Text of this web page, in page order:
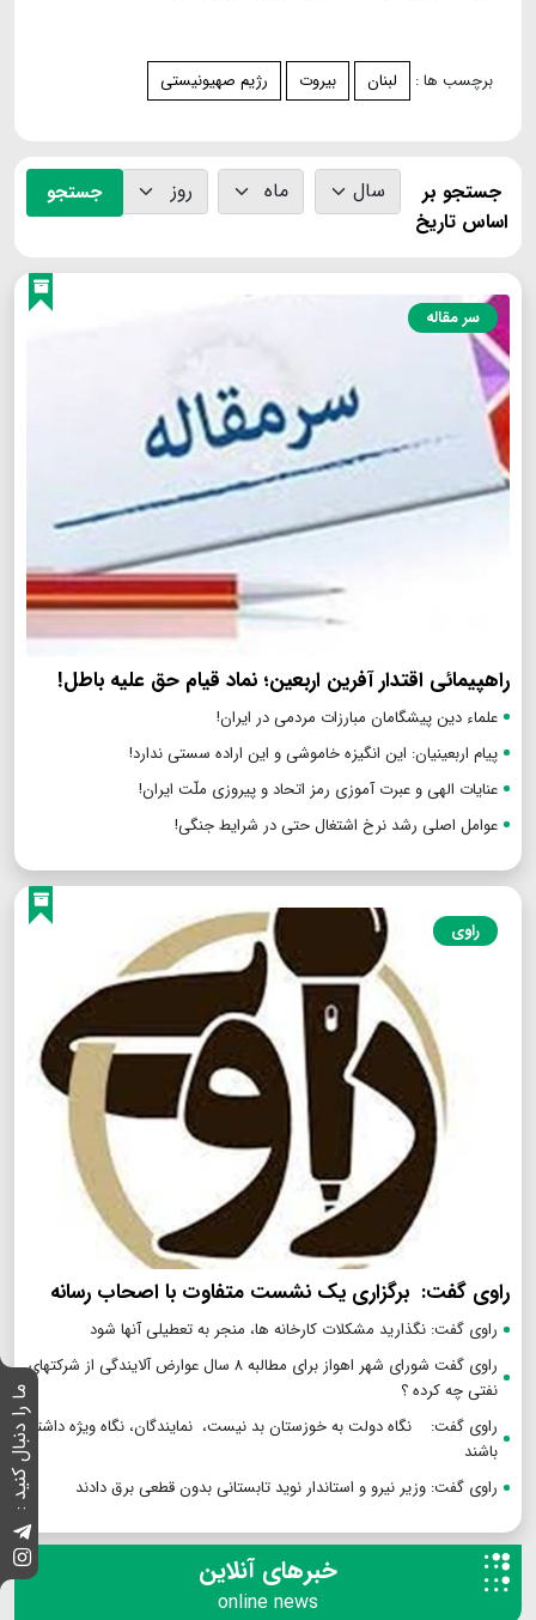
ما را دنبال کنید :
برچسب ها : لبنان بیروت رژیم صهیونیستی
جستجو بر
اساس تاریخ
جستجو
سر مقاله
راهپیمائی اقتدار آفرین اربعین؛ نماد قیام حق علیه باطل!
علماء دین پیشگامان مبارزات مردمی در ایران!
پیام اربعینیان: این انگیزه خاموشی و این اراده سستی ندارد!
عنایات الهی و عبرت آموزی رمز اتحاد و پیروزی ملّت ایران!
عوامل اصلی رشد نرخ اشتغال حتی در شرایط جنگی!
راوی
راوی گفت: برگزاری یک نشست متفاوت با اصحاب رسانه
راوی گفت: نگذارید مشکلات کارخانه ها، منجر به تعطیلی آنها شود
راوی گفت شورای شهر اهواز برای مطالبه ۸ سال عوارض آلایندگی از شرکتهای
نفتی چه کرده ؟
راوی گفت: نگاه دولت به خوزستان بد نیست، نمایندگان، نگاه ویژه داشته
باشند
راوی گفت: وزیر نیرو و استاندار نوید تابستانی بدون قطعی برق دادند
خبرهای آنلاین
online news